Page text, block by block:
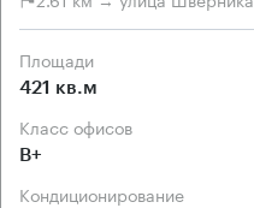
Площади
421 кв.м
Класс офисов
B+
Кондиционирование